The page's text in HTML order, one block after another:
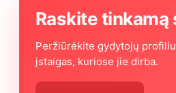
Raskite tinkamą
Peržiūrėkite gydytojų
įstaigas, kuriose jie dirba.